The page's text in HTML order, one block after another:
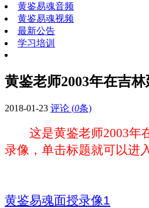
黄鉴易魂音频
黄鉴易魂视频
最新公告
学习培训
黄鉴老师2003年在吉
2018-01-23 评论 (0条)
这是黄鉴老师2003年
录像，单击标题就可以进
黄鉴易魂面授录像1